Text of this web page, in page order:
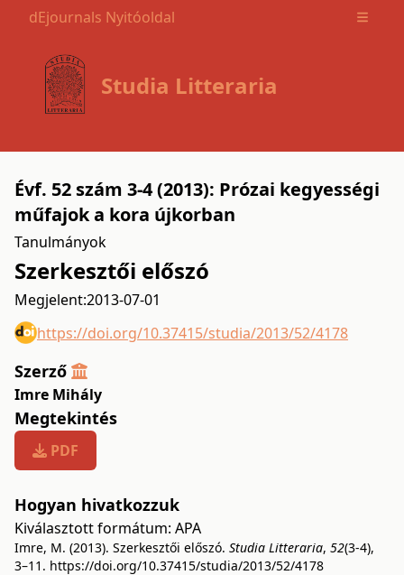
dEjournals Nyitóoldal Open
Studia Litteraria
Évf. 52 szám 3-4 (2013): Prózai kegyességi
műfajok a kora újkorban
Tanulmányok
Szerkesztői előszó
Megjelent:2013-07-01
https://doi.org/10.37415/studia/2013/52/4178
Szerző
Imre Mihály
Megtekintés
PDF
Hogyan hivatkozzuk
Kiválasztott formátum: APA
Imre, M. (2013). Szerkesztői előszó. Studia Litteraria, 52(3-4),
3–11. https://doi.org/10.37415/studia/2013/52/4178